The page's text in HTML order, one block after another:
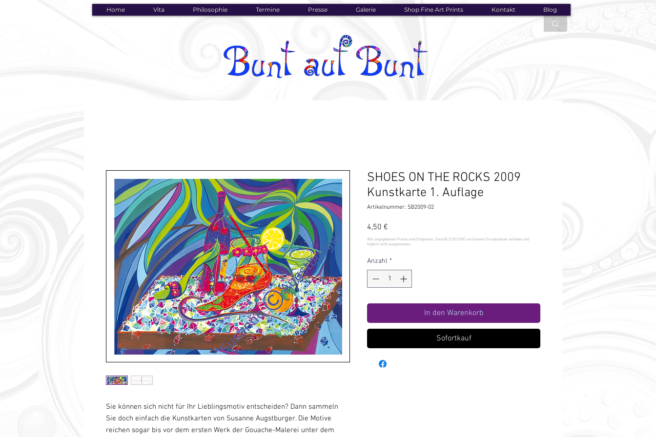
Home Vita Philosophie Termine Presse Galerie Shop Fine Art Prints Kontakt Blog
Sie können sich nicht für Ihr Lieblingsmotiv entscheiden? Dann sammeln
Sie doch einfach die Kunstkarten von Susanne Augstburger. Die Motive
reichen sogar bis vor dem ersten Werk der Gouache-Malerei unter dem
SHOES ON THE ROCKS 2009
Kunstkarte 1. Auflage
Artikelnummer: SB2009-02
4,50 €
Anzahl *
In den Warenkorb
Sofortkauf